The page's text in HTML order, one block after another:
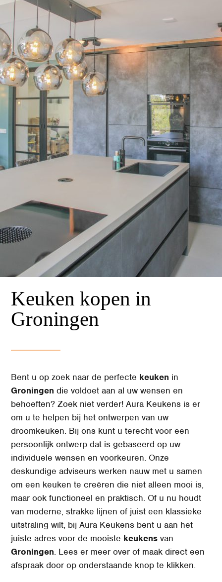
Keuken kopen in
Groningen
Bent u op zoek naar de perfecte keuken in
Groningendie voldoet aan al uw wensen en
behoeften? Zoek niet verder! Aura Keukens is er
om u te helpen bij het ontwerpen van uw
droomkeuken. Bij ons kunt u terecht voor een
persoonlijk ontwerp dat is gebaseerd op uw
individuele wensen en voorkeuren. Onze
deskundige adviseurs werken nauw met u samen
om een keuken te creëren die niet alleen mooi is,
maar ook functioneel en praktisch. Of u nu houdt
van moderne, strakke lijnen of juist een klassieke
uitstraling wilt, bij Aura Keukens bent u aan het
juiste adres voor de mooiste keukensvan
Groningen. Lees er meer over of maak direct een
afspraak door op onderstaande knop te klikken.